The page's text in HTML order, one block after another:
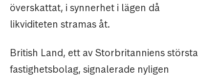
överskattat, i synnerhet i lägen då
likviditeten stramas åt.
British Land, ett av Storbritanniens största
fastighetsbolag, signalerade nyligen